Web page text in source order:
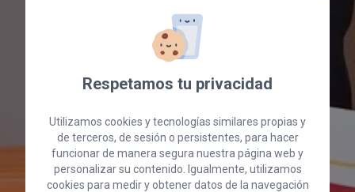
Respetamos tu privacidad
Utilizamos cookies y tecnologías similares propias y
de terceros, de sesión o persistentes, para hacer
funcionar de manera segura nuestra página web y
personalizar su contenido. Igualmente, utilizamos
cookies para medir y obtener datos de la navegación